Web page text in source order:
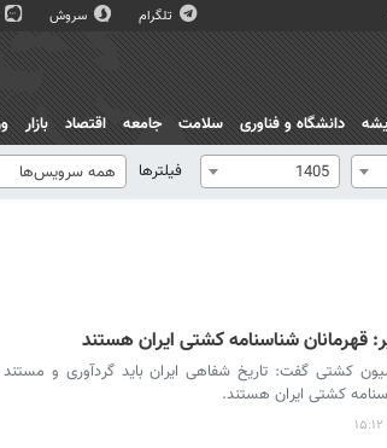
تلگرام سروش
دانشگاه و فناوری سلامت جامعه اقتصاد بازار
1405 فیلترها همه سرویس‌ها
قهرمانان شناسنامه کشتی ایران هستند
کشتی گفت: تاریخ شفاهی ایران باید گردآوری و
کشتی ایران هستند.